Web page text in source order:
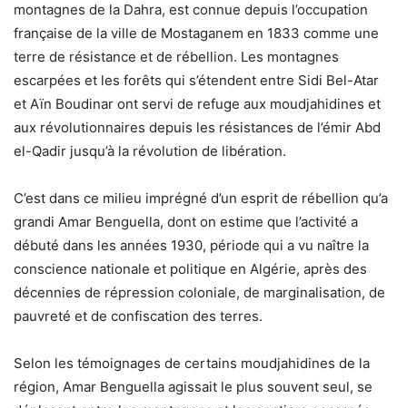
montagnes de la Dahra, est connue depuis l’occupation
française de la ville de Mostaganem en 1833 comme une
terre de résistance et de rébellion. Les montagnes
escarpées et les forêts qui s’étendent entre Sidi Bel-Atar
et Aïn Boudinar ont servi de refuge aux moudjahidines et
aux révolutionnaires depuis les résistances de l’émir Abd
el-Qadir jusqu’à la révolution de libération.
C’est dans ce milieu imprégné d’un esprit de rébellion qu’a
grandi Amar Benguella, dont on estime que l’activité a
débuté dans les années 1930, période qui a vu naître la
conscience nationale et politique en Algérie, après des
décennies de répression coloniale, de marginalisation, de
pauvreté et de confiscation des terres.
Selon les témoignages de certains moudjahidines de la
région, Amar Benguella agissait le plus souvent seul, se